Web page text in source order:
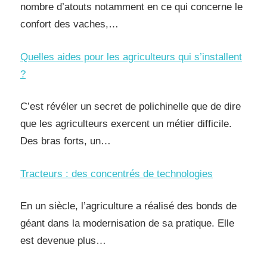
nombre d’atouts notamment en ce qui concerne le
confort des vaches,…
Quelles aides pour les agriculteurs qui s’installent
?
C’est révéler un secret de polichinelle que de dire
que les agriculteurs exercent un métier difficile.
Des bras forts, un…
Tracteurs : des concentrés de technologies
En un siècle, l’agriculture a réalisé des bonds de
géant dans la modernisation de sa pratique. Elle
est devenue plus…